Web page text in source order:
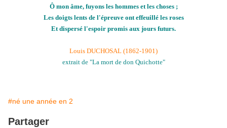
Ô mon âme, fuyons les hommes et les choses ;
Les doigts lents de l'épreuve ont effeuillé les roses
Et dispersé l'espoir promis aux jours futurs.
Louis DUCHOSAL (1862-1901)
extrait de "La mort de don Quichotte"
#né une année en 2
Partager